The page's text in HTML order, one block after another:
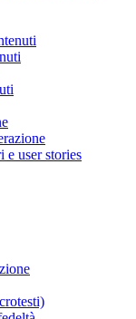
e user stories